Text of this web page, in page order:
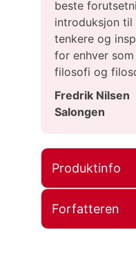
beste
introduksjon til
tenkere og
for enhver
filosofi og
Fredrik Nilsen
Salongen
Produktinfo
Forfatteren